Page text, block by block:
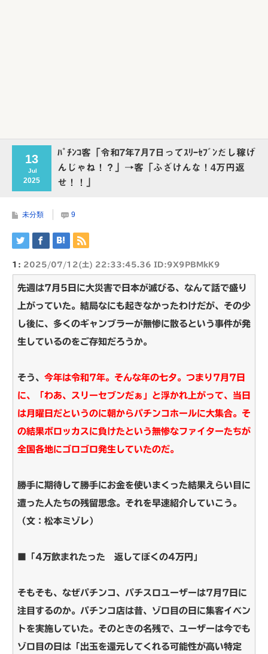
13
Jul
2025
ﾊﾟﾁﾝｺ客「令和7年7月7日ってｽﾘｰｾﾌﾞﾝだし稼げ
んじゃね！？」→客「ふざけんな！4万円返
せ！！」
未分類 9
1: 2025/07/12(土) 22:33:45.36 ID:9X9PBMkK9
先週は7月5日に大災害で日本が滅びる、なんて話で盛り
上がっていた。結局なにも起きなかったわけだが、その少
し後に、多くのギャンブラーが無惨に散るという事件が発
生しているのをご存知だろうか。
そう、 今年は令和7年。そんな年の七夕。つまり7月7日
に、「わあ、スリーセブンだぁ」と浮かれ上がって、当日
は月曜日だというのに朝からパチンコホールに大集合。そ
の結果ボロッカスに負けたという無惨なファイターたちが
全国各地にゴロゴロ発生していたのだ。
勝手に期待して勝手にお金を使いまくった結果えらい目に
遭った人たちの残留思念。それを早速紹介していこう。
（文：松本ミゾレ）
■「4万飲まれたった 返してぼくの4万円」
そもそも、なぜパチンコ、パチスロユーザーは7月7日に
注目するのか。パチンコ店は昔、ゾロ目の日に集客イベン
トを実施していた。そのときの名残で、ユーザーは今でも
ゾロ目の日は「出玉を還元してくれる可能性が高い特定